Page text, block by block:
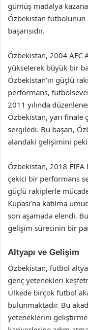
gümüş madalya
Özbekistan futbolunun
başarısıdır.
Özbekistan, 2004 AFC
yükselerek büyük bir
Özbekistan’ın güçlü
performans,
2011 yılında
Özbekistan, yarı finale
sergiledi. Bu başarı,
alandaki gelişimini
Özbekistan, 2018
çekici bir performans
güçlü rakiplerle
Kupası’na katılma
son aşamada elendi.
gelişim sürecinin bir
Altyapı ve Gelişim
Özbekistan, futbol
genç yetenekleri
Ülkede birçok futbol
bulunmaktadır. Bu
yeteneklerini